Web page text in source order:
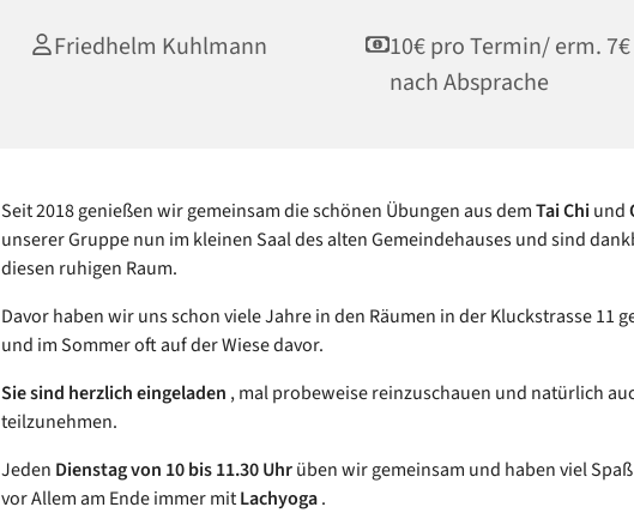
Friedhelm Kuhlmann
10€ pro Termin/ erm.
nach Absprache
Seit 2018 genießen wir gemeinsam die schönen Übungen aus demTai Chiund
unserer Gruppe nun im kleinen Saal des alten Gemeindehauses und sind
diesen ruhigen Raum.
Davor haben wir uns schon viele Jahre in den Räumen in der Kluckstrasse 11
und im Sommer oft auf der Wiese davor.
Sie sind herzlich eingeladen , mal probeweise reinzuschauen und natürlich
teilzunehmen.
Jeden Dienstag von 10 bis 11.30 Uhrüben wir gemeinsam und haben viel
vor Allem am Ende immer mitLachyoga.